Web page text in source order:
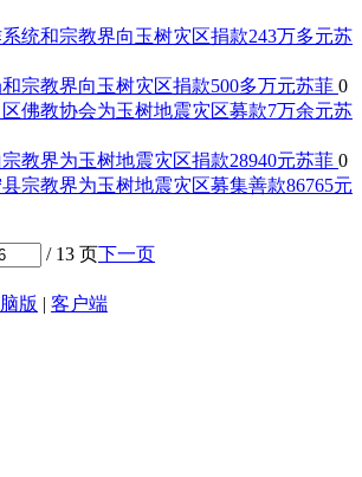
统和宗教界向玉树灾区捐款243万多元苏
宗教界向玉树灾区捐款500多万元苏菲 0
佛教协会为玉树地震灾区募款7万余元苏
教界为玉树地震灾区捐款28940元苏菲 0
宗教界为玉树地震灾区募集善款86765元
/ 13 页下一页
版 | 客户端